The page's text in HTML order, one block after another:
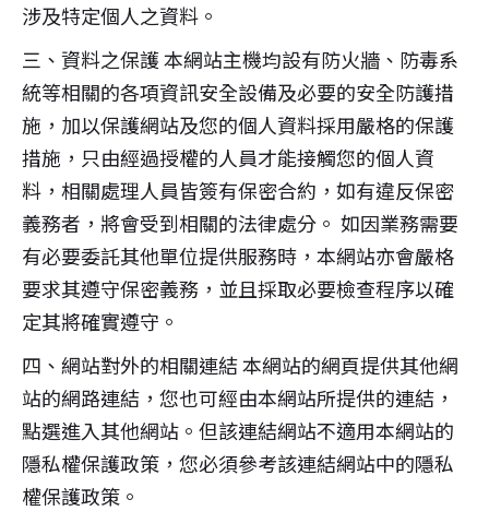
涉及特定個人之資料。
三、資料之保護 本網站主機均設有防火牆、防毒系
統等相關的各項資訊安全設備及必要的安全防護措
施，加以保護網站及您的個人資料採用嚴格的保護
措施，只由經過授權的人員才能接觸您的個人資
料，相關處理人員皆簽有保密合約，如有違反保密
義務者，將會受到相關的法律處分。 如因業務需要
有必要委託其他單位提供服務時，本網站亦會嚴格
要求其遵守保密義務，並且採取必要檢查程序以確
定其將確實遵守。
四、網站對外的相關連結 本網站的網頁提供其他網
站的網路連結，您也可經由本網站所提供的連結，
點選進入其他網站。但該連結網站不適用本網站的
隱私權保護政策，您必須參考該連結網站中的隱私
權保護政策。